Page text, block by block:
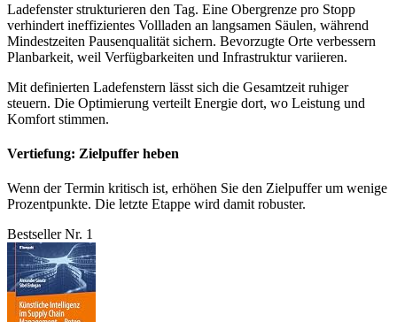
Ladefenster strukturieren den Tag. Eine Obergrenze pro Stopp
verhindert ineffizientes Vollladen an langsamen Säulen, während
Mindestzeiten Pausenqualität sichern. Bevorzugte Orte verbessern
Planbarkeit, weil Verfügbarkeiten und Infrastruktur variieren.
Mit definierten Ladefenstern lässt sich die Gesamtzeit ruhiger
steuern. Die Optimierung verteilt Energie dort, wo Leistung und
Komfort stimmen.
Vertiefung: Zielpuffer heben
Wenn der Termin kritisch ist, erhöhen Sie den Zielpuffer um wenige
Prozentpunkte. Die letzte Etappe wird damit robuster.
Bestseller Nr. 1